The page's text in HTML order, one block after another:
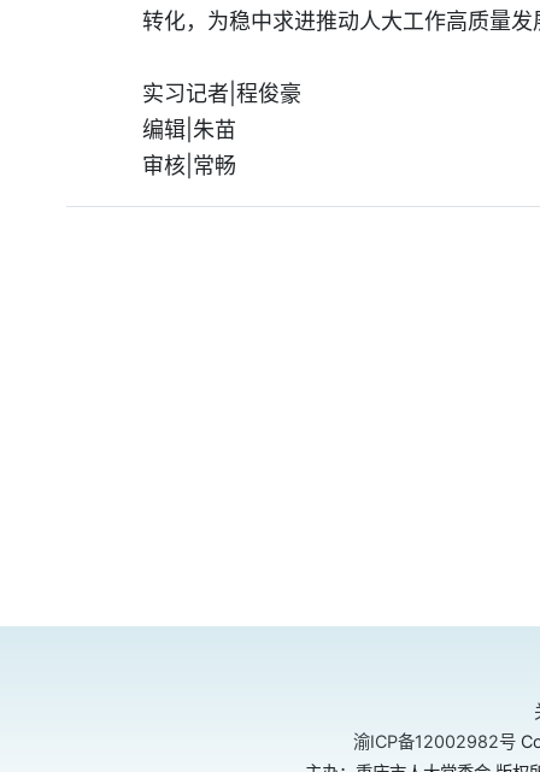
转化，为稳中求进推动人大工作高质量
实习记者|程俊豪
编辑|朱苗
审核|常畅
渝ICP备12002982号